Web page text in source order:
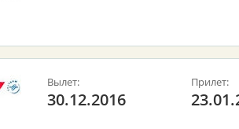
Вылет:
30.12.2016
Прилет: